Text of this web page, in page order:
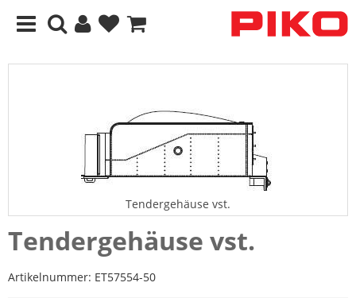
Tendergehäuse vst.
Tendergehäuse vst.
Artikelnummer: ET57554-50